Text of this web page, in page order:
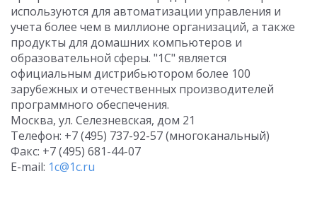
используются для автоматизации управления и
учета более чем в миллионе организаций, а также
продукты для домашних компьютеров и
образовательной сферы. "1С" является
официальным дистрибьютором более 100
зарубежных и отечественных производителей
программного обеспечения.
Москва, ул. Селезневская, дом 21
Телефон: +7 (495) 737-92-57 (многоканальный)
Факс: +7 (495) 681-44-07
E-mail: 1c@1c.ru